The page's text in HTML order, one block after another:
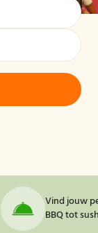
Vind jouw
BBQ tot